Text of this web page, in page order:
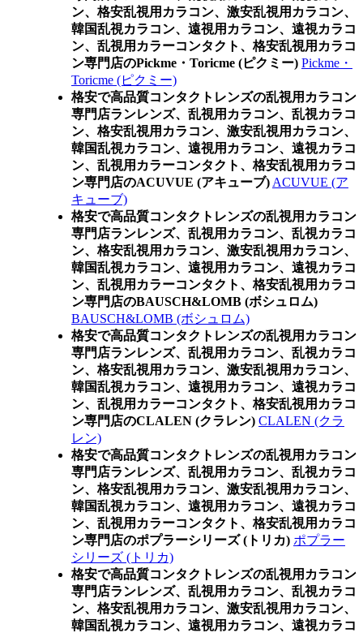
ン、格安乱視用カラコン、激安乱視用カラコン、
韓国乱視カラコン、遠視用カラコン、遠視カラコ
ン、乱視用カラーコンタクト、格安乱視用カラコ
ン専門店のPickme・Toricme (ピクミー) Pickme・
Toricme (ピクミー)
格安で高品質コンタクトレンズの乱視用カラコン
専門店ランレンズ、乱視用カラコン、乱視カラコ
ン、格安乱視用カラコン、激安乱視用カラコン、
韓国乱視カラコン、遠視用カラコン、遠視カラコ
ン、乱視用カラーコンタクト、格安乱視用カラコ
ン専門店のACUVUE (アキューブ) ACUVUE (ア
キューブ)
格安で高品質コンタクトレンズの乱視用カラコン
専門店ランレンズ、乱視用カラコン、乱視カラコ
ン、格安乱視用カラコン、激安乱視用カラコン、
韓国乱視カラコン、遠視用カラコン、遠視カラコ
ン、乱視用カラーコンタクト、格安乱視用カラコ
ン専門店のBAUSCH&LOMB (ボシュロム)
BAUSCH&LOMB (ボシュロム)
格安で高品質コンタクトレンズの乱視用カラコン
専門店ランレンズ、乱視用カラコン、乱視カラコ
ン、格安乱視用カラコン、激安乱視用カラコン、
韓国乱視カラコン、遠視用カラコン、遠視カラコ
ン、乱視用カラーコンタクト、格安乱視用カラコ
ン専門店のCLALEN (クラレン) CLALEN (クラ
レン)
格安で高品質コンタクトレンズの乱視用カラコン
専門店ランレンズ、乱視用カラコン、乱視カラコ
ン、格安乱視用カラコン、激安乱視用カラコン、
韓国乱視カラコン、遠視用カラコン、遠視カラコ
ン、乱視用カラーコンタクト、格安乱視用カラコ
ン専門店のポプラーシリーズ (トリカ) ポプラー
シリーズ (トリカ)
格安で高品質コンタクトレンズの乱視用カラコン
専門店ランレンズ、乱視用カラコン、乱視カラコ
ン、格安乱視用カラコン、激安乱視用カラコン、
韓国乱視カラコン、遠視用カラコン、遠視カラコ